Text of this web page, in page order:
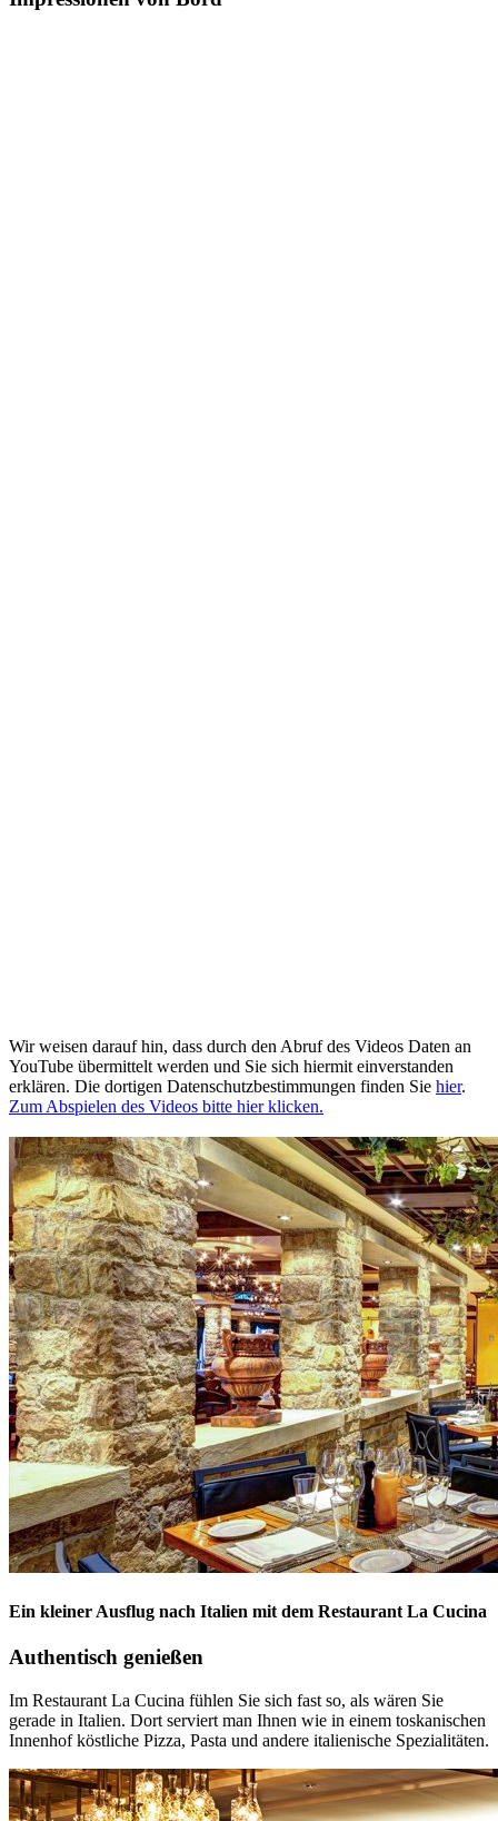
Wir weisen darauf hin, dass durch den Abruf des Videos Daten an
YouTube übermittelt werden und Sie sich hiermit einverstanden
erklären. Die dortigen Datenschutzbestimmungen finden Sie hier.
Zum Abspielen des Videos bitte hier klicken.
Ein kleiner Ausflug nach Italien mit dem Restaurant La Cucina
Authentisch genießen
Im Restaurant La Cucina fühlen Sie sich fast so, als wären Sie
gerade in Italien. Dort serviert man Ihnen wie in einem toskanischen
Innenhof köstliche Pizza, Pasta und andere italienische Spezialitäten.